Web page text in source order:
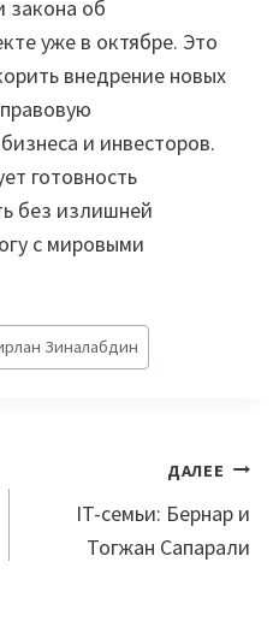
закона об
уже в октябре. Это
внедрение новых
и инвесторов.
готовность
без излишней
с мировыми
Зиналабдин
ДАЛЕЕ
IT-семьи: Бернар и
Тогжан Сапарали